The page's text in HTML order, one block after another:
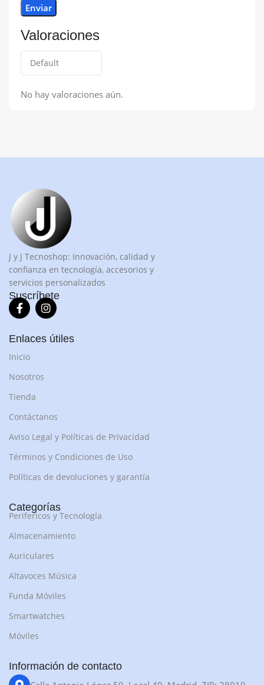
Valoraciones
No hay valoraciones aún.
J y J Tecnoshop: Innovación, calidad y
confianza en tecnología, accesorios y
servicios personalizados
Suscríbete
Enlaces útiles
Inicio
Nosotros
Tienda
Contáctanos
Aviso Legal y Políticas de Privacidad
Términos y Condiciones de Uso
Políticas de devoluciones y garantía
Categorías
Perifericos y Tecnología
Almacenamiento
Auriculares
Altavoces Música
Funda Móviles
Smartwatches
Móviles
Información de contacto